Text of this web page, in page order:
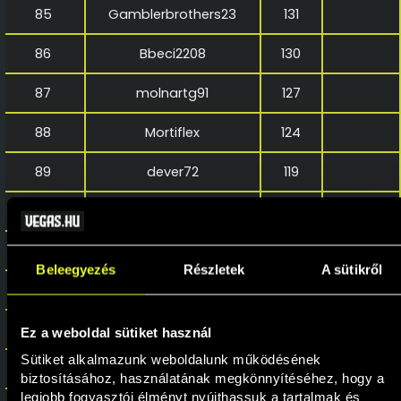
Beleegyezés Részletek A sütikről
Ez a weboldal sütiket használ
Sütiket alkalmazunk weboldalunk működésének
biztosításához, használatának megkönnyítéséhez, hogy a
legjobb fogyasztói élményt nyújthassuk a tartalmak és
85 Gamblerbrothers23 131
86 Bbeci2208 130
87 molnartg91 127
88 Mortiflex 124
89 dever72 119
90
91 Tamasbebe 111
92 mavszucs 108
93 Poszeidon79
94 DelPo1222 105